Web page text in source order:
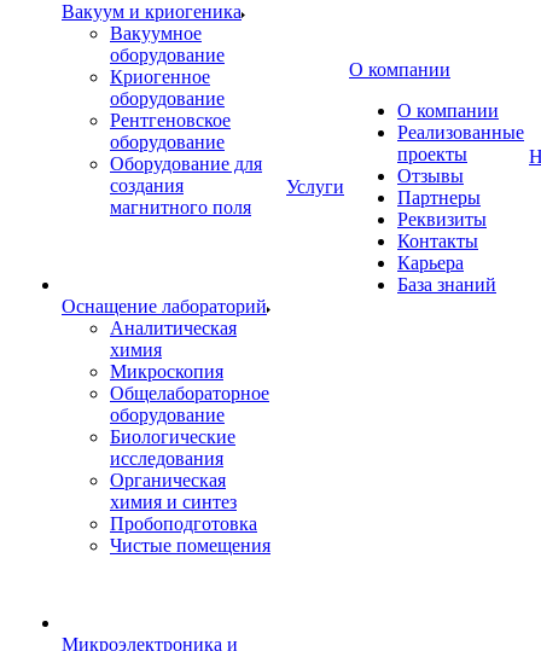
Вакуум и криогеника
Вакуумное
оборудование
Криогенное
оборудование
Рентгеновское
оборудование
Оборудование для
создания
магнитного поля
Оснащение лабораторий
Аналитическая
химия
Микроскопия
Общелабораторное
оборудование
Биологические
исследования
Органическая
химия и синтез
Пробоподготовка
Чистые помещения
Микроэлектроника и
Услуги
О компании
О компании
Реализованные
проекты
Отзывы
Партнеры
Реквизиты
Контакты
Карьера
База знаний